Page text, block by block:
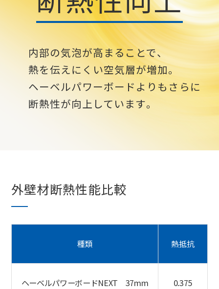
内部の気泡が高まることで、
熱を伝えにくい空気層が増加。
ヘーベルパワーボードよりもさらに
断熱性が向上しています。
外壁材断熱性能比較
種類 熱抵抗
ヘーベルパワーボードNEXT 37mm 0.375